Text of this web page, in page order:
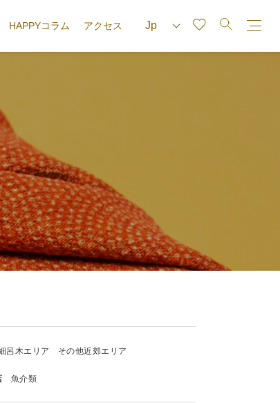
HAPPYコラム アクセス
呂木エリア その他近郊エリア
魚介類